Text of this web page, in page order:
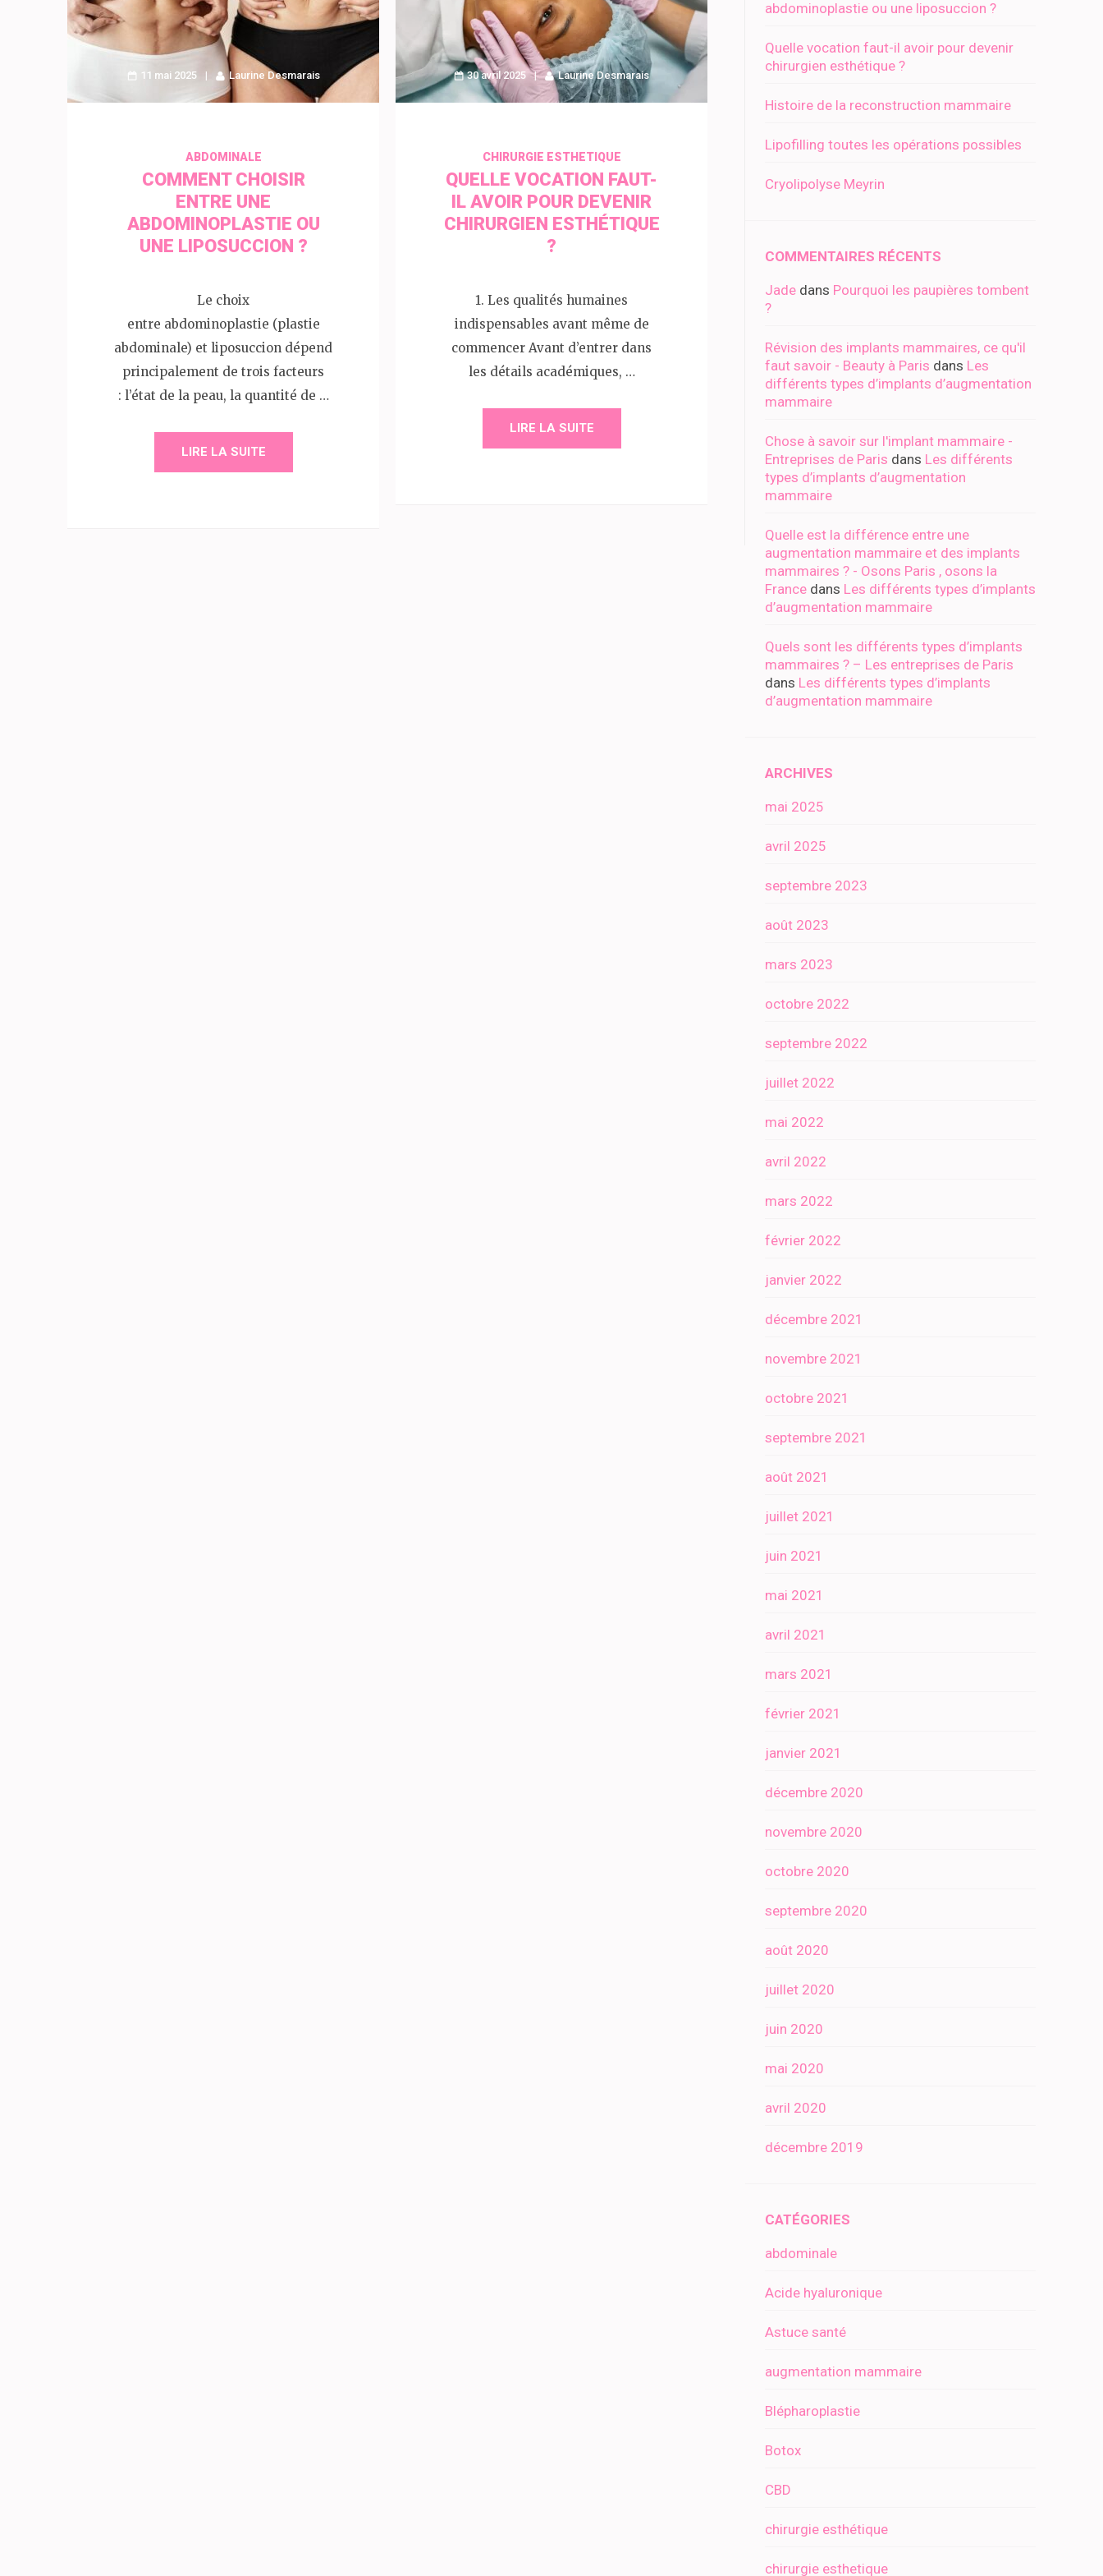
11 mai 2025 Laurine Desmarais
ABDOMINALE
COMMENT CHOISIR
ENTRE UNE
ABDOMINOPLASTIE OU
UNE LIPOSUCCION ?
Le choix
entre abdominoplastie (plastie
abdominale) et liposuccion dépend
principalement de trois facteurs
: l’état de la peau, la quantité de …
LIRE LA SUITE
30 avril 2025 Laurine Desmarais
CHIRURGIE ESTHETIQUE
QUELLE VOCATION FAUT-
IL AVOIR POUR DEVENIR
CHIRURGIEN ESTHÉTIQUE
?
1. Les qualités humaines
indispensables avant même de
commencer Avant d’entrer dans
les détails académiques, …
LIRE LA SUITE
abdominoplastie ou une liposuccion ?
Quelle vocation faut-il avoir pour devenir
chirurgien esthétique ?
Histoire de la reconstruction mammaire
Lipofilling toutes les opérations possibles
Cryolipolyse Meyrin
COMMENTAIRES RÉCENTS
Jade dans Pourquoi les paupières tombent
?
Révision des implants mammaires, ce qu'il
faut savoir - Beauty à Paris dans Les
différents types d’implants d’augmentation
mammaire
Chose à savoir sur l'implant mammaire -
Entreprises de Paris dans Les différents
types d’implants d’augmentation
mammaire
Quelle est la différence entre une
augmentation mammaire et des implants
mammaires ? - Osons Paris , osons la
France dans Les différents types d’implants
d’augmentation mammaire
Quels sont les différents types d’implants
mammaires ? – Les entreprises de Paris
dans Les différents types d’implants
d’augmentation mammaire
ARCHIVES
mai 2025
avril 2025
septembre 2023
août 2023
mars 2023
octobre 2022
septembre 2022
juillet 2022
mai 2022
avril 2022
mars 2022
février 2022
janvier 2022
décembre 2021
novembre 2021
octobre 2021
septembre 2021
août 2021
juillet 2021
juin 2021
mai 2021
avril 2021
mars 2021
février 2021
janvier 2021
décembre 2020
novembre 2020
octobre 2020
septembre 2020
août 2020
juillet 2020
juin 2020
mai 2020
avril 2020
décembre 2019
CATÉGORIES
abdominale
Acide hyaluronique
Astuce santé
augmentation mammaire
Blépharoplastie
Botox
CBD
chirurgie esthétique
chirurgie esthetique